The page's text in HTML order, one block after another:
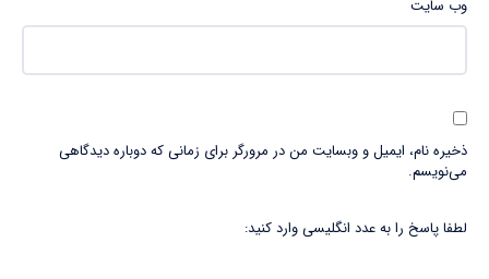
وب‌ سایت
ذخیره نام، ایمیل و وبسایت من در مرورگر برای زمانی که دوباره دیدگاهی
می‌نویسم.
لطفا پاسخ را به عدد انگلیسی وارد کنید: